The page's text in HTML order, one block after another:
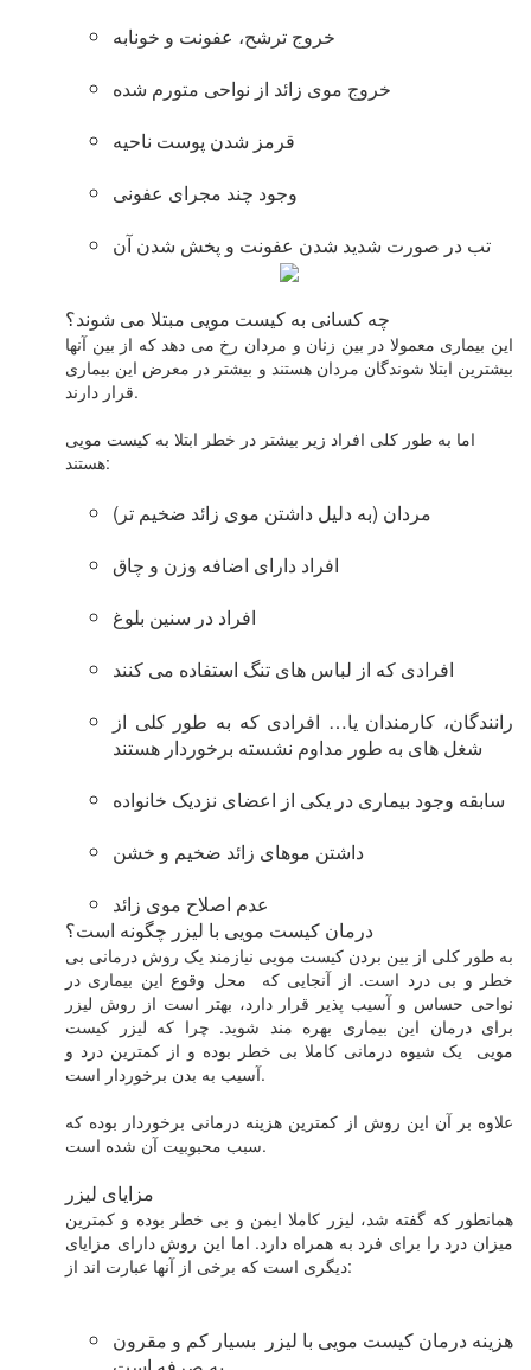
خروج ترشح، عفونت و خونابه
خروج موی زائد از نواحی متورم شده
قرمز شدن پوست ناحیه
وجود چند مجرای عفونی
تب در صورت شدید شدن عفونت و پخش شدن آن
چه کسانی به کیست مویی مبتلا می شوند؟
این بیماری معمولا در بین زنان و مردان رخ می دهد که از بین آنها
بیشترین ابتلا شوندگان مردان هستند و بیشتر در معرض این بیماری
قرار دارند.
اما به طور کلی افراد زیر بیشتر در خطر ابتلا به کیست مویی
هستند:
مردان (به دلیل داشتن موی زائد ضخیم تر)
افراد دارای اضافه وزن و چاق
افراد در سنین بلوغ
افرادی که از لباس های تنگ استفاده می کنند
رانندگان، کارمندان یا… افرادی که به طور کلی از
شغل های به طور مداوم نشسته برخوردار هستند
سابقه وجود بیماری در یکی از اعضای نزدیک خانواده
داشتن موهای زائد ضخیم و خشن
عدم اصلاح موی زائد
درمان کیست مویی با لیزر چگونه است؟
به طور کلی از بین بردن کیست مویی نیازمند یک روش درمانی بی
خطر و بی درد است. از آنجایی که محل وقوع این بیماری در
نواحی حساس و آسیب پذیر قرار دارد، بهتر است از روش لیزر
برای درمان این بیماری بهره مند شوید. چرا که لیزر کیست
مویی یک شیوه درمانی کاملا بی خطر بوده و از کمترین درد و
آسیب به بدن برخوردار است.
علاوه بر آن این روش از کمترین هزینه درمانی برخوردار بوده که
سبب محبوبیت آن شده است.
مزایای لیزر
همانطور که گفته شد، لیزر کاملا ایمن و بی خطر بوده و کمترین
میزان درد را برای فرد به همراه دارد. اما این روش دارای مزایای
دیگری است که برخی از آنها عبارت اند از:
هزینه درمان کیست مویی با لیزر بسیار کم و مقرون